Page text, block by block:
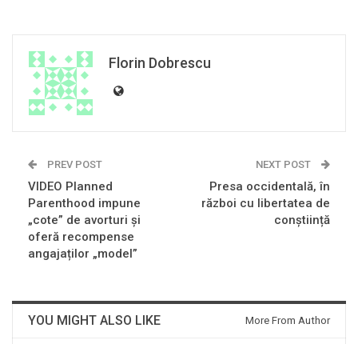
Florin Dobrescu
PREV POST
VIDEO Planned
Parenthood impune
„cote” de avorturi și
oferă recompense
angajaților „model”
NEXT POST
Presa occidentală, în
război cu libertatea de
conștiință
YOU MIGHT ALSO LIKE More From Author